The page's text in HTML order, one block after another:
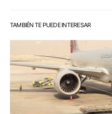
TAMBIÉN TE PUEDE INTERESAR